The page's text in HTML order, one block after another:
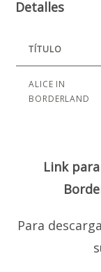
Detalles
TÍTULO
ALICE IN
BORDERLAND
Link
Para